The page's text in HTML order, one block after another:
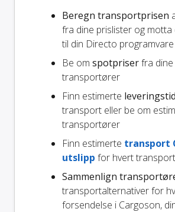
Beregn transportprisen
fra dine prislister og motta
til din Directo programvare
Be om spotpriserfra dine
transportører
Finn estimerte
transport eller be om
transportører
Finn estimerte transport
utslipp for hvert
Sammenlign
transportalternativer for
forsendelse i Cargoson,